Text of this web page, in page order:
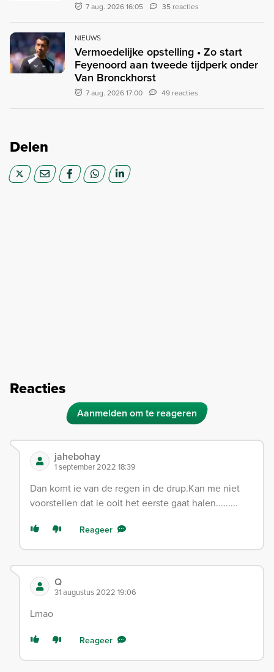
7 aug. 2026 16:05 35 reacties
NIEUWS
Vermoedelijke opstelling • Zo start
Feyenoord aan tweede tijdperk onder
Van Bronckhorst
7 aug. 2026 17:00 49 reacties
Delen
Reacties
Aanmelden om te reageren
jahebohay
1 september 2022 18:39
Dan komt ie van de regen in de drup.Kan me niet
voorstellen dat ie ooit het eerste gaat halen.........
Reageer
Q
31 augustus 2022 19:06
Lmao
Reageer